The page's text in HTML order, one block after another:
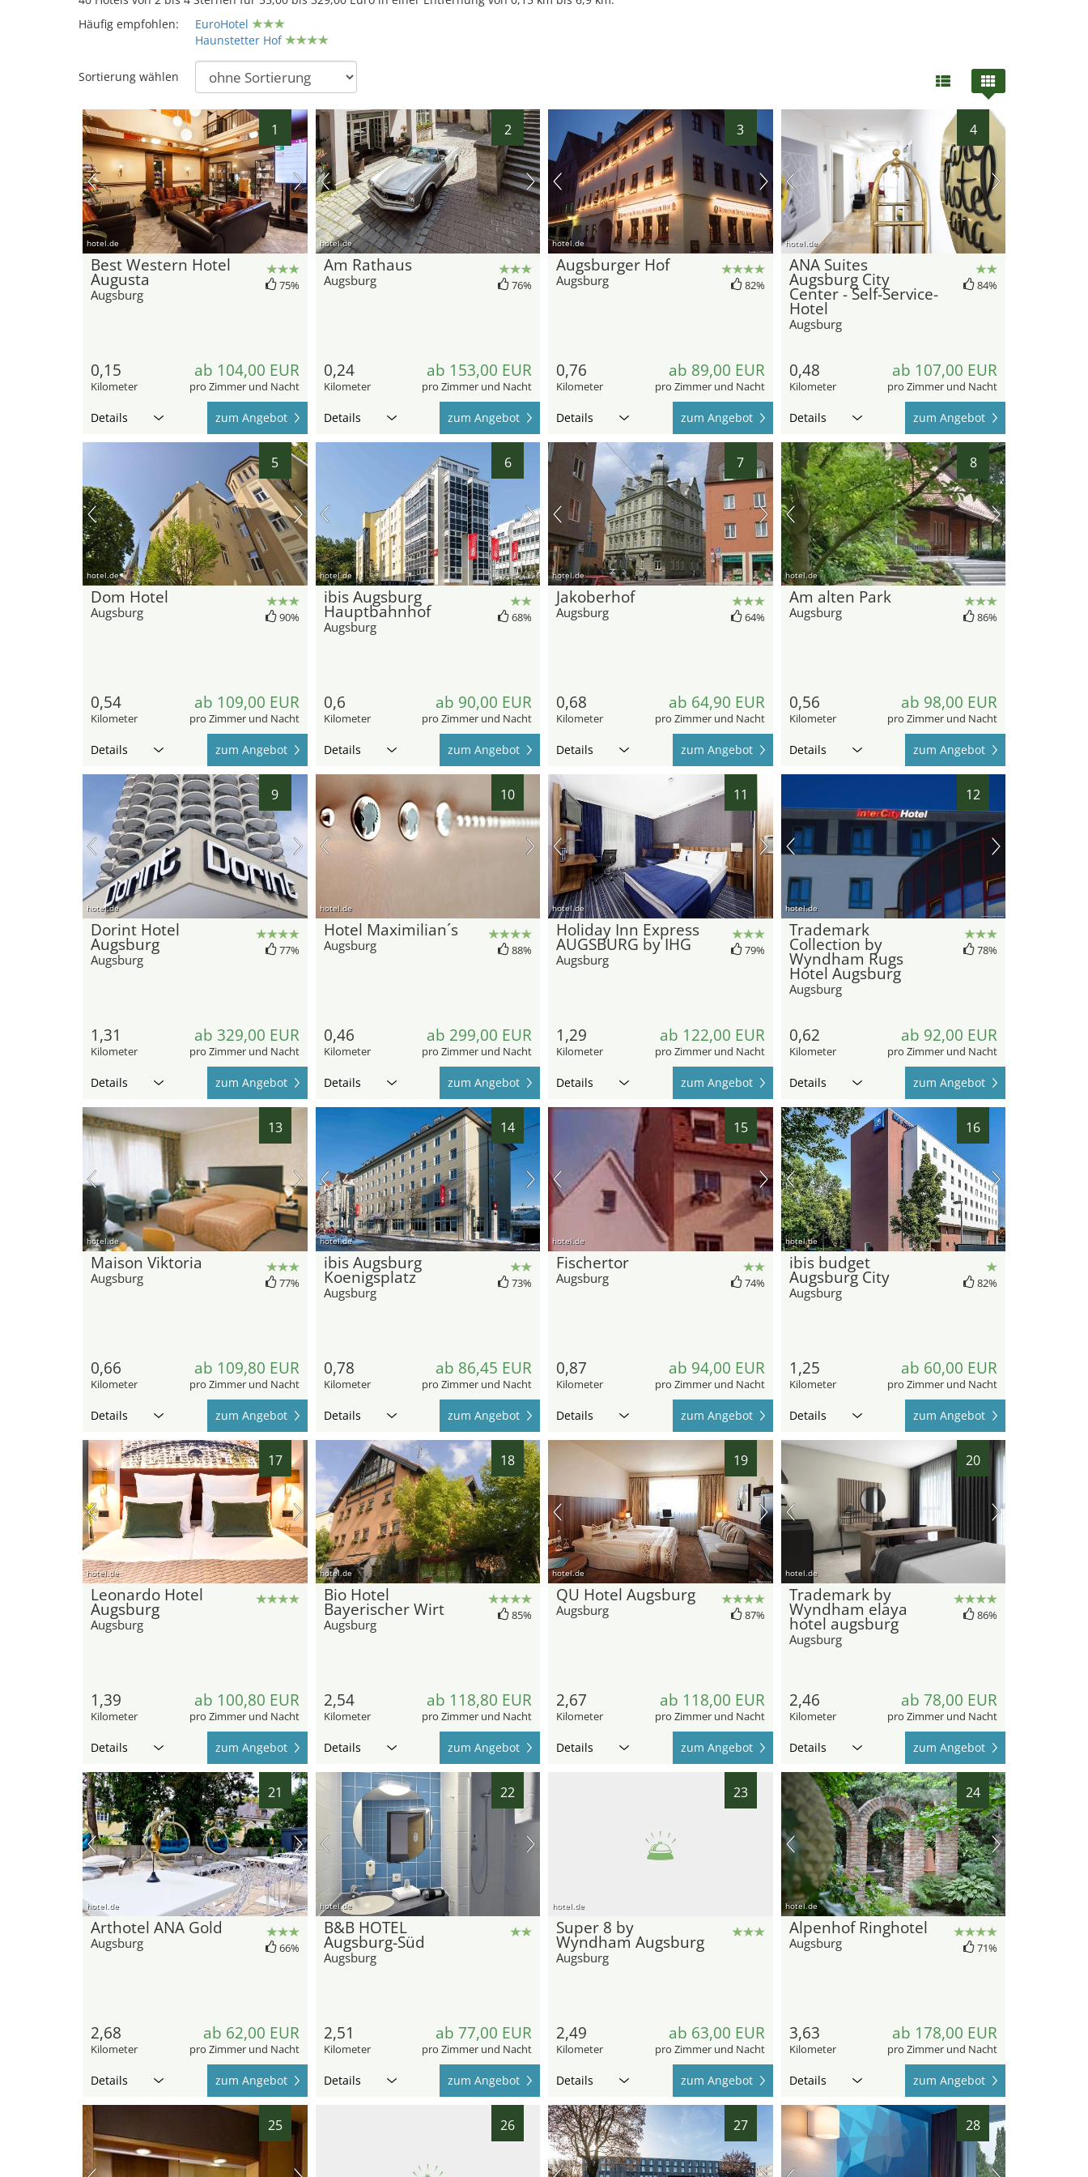
Häufig empfohlen:
EuroHotel
Haunstetter Hof
Sortierung wählen
1
hotel.de
Best Western Hotel
Augusta
Augsburg
75%
0,15
Kilometer
ab 104,00 EUR
pro Zimmer und Nacht
Details zum Angebot
2
hotel.de
Am Rathaus
Augsburg 76%
0,24
Kilometer
ab 153,00 EUR
pro Zimmer und Nacht
Details zum Angebot
3
hotel.de
Augsburger Hof
Augsburg 82%
0,76
Kilometer
ab 89,00 EUR
pro Zimmer und Nacht
Details zum Angebot
4
hotel.de
ANA Suites
Augsburg City
Center - Self-Service-
Hotel
Augsburg
84%
0,48
Kilometer
ab 107,00 EUR
pro Zimmer und Nacht
Details zum Angebot
5
hotel.de
Dom Hotel
Augsburg 90%
0,54
Kilometer
ab 109,00 EUR
pro Zimmer und Nacht
Details zum Angebot
6
hotel.de
ibis Augsburg
Hauptbahnhof
Augsburg
68%
0,6
Kilometer
ab 90,00 EUR
pro Zimmer und Nacht
Details zum Angebot
7
hotel.de
Jakoberhof
Augsburg 64%
0,68
Kilometer
ab 64,90 EUR
pro Zimmer und Nacht
Details zum Angebot
8
hotel.de
Am alten Park
Augsburg 86%
0,56
Kilometer
ab 98,00 EUR
pro Zimmer und Nacht
Details zum Angebot
9
hotel.de
Dorint Hotel
Augsburg
Augsburg
77%
1,31
Kilometer
ab 329,00 EUR
pro Zimmer und Nacht
Details zum Angebot
10
hotel.de
Hotel Maximilian´s
Augsburg 88%
0,46
Kilometer
ab 299,00 EUR
pro Zimmer und Nacht
Details zum Angebot
11
hotel.de
Holiday Inn Express
AUGSBURG by IHG
Augsburg
79%
1,29
Kilometer
ab 122,00 EUR
pro Zimmer und Nacht
Details zum Angebot
12
hotel.de
Trademark
Collection by
Wyndham Rugs
Hotel Augsburg
Augsburg
78%
0,62
Kilometer
ab 92,00 EUR
pro Zimmer und Nacht
Details zum Angebot
13
hotel.de
Maison Viktoria
Augsburg 77%
0,66
Kilometer
ab 109,80 EUR
pro Zimmer und Nacht
Details zum Angebot
14
hotel.de
ibis Augsburg
Koenigsplatz
Augsburg
73%
0,78
Kilometer
ab 86,45 EUR
pro Zimmer und Nacht
Details zum Angebot
15
hotel.de
Fischertor
Augsburg 74%
0,87
Kilometer
ab 94,00 EUR
pro Zimmer und Nacht
Details zum Angebot
16
hotel.de
ibis budget
Augsburg City
Augsburg
82%
1,25
Kilometer
ab 60,00 EUR
pro Zimmer und Nacht
Details zum Angebot
17
hotel.de
Leonardo Hotel
Augsburg
Augsburg
1,39
Kilometer
ab 100,80 EUR
pro Zimmer und Nacht
Details zum Angebot
18
hotel.de
Bio Hotel
Bayerischer Wirt
Augsburg
85%
2,54
Kilometer
ab 118,80 EUR
pro Zimmer und Nacht
Details zum Angebot
19
hotel.de
QU Hotel Augsburg
Augsburg 87%
2,67
Kilometer
ab 118,00 EUR
pro Zimmer und Nacht
Details zum Angebot
20
hotel.de
Trademark by
Wyndham elaya
hotel augsburg
Augsburg
86%
2,46
Kilometer
ab 78,00 EUR
pro Zimmer und Nacht
Details zum Angebot
21
hotel.de
Arthotel ANA Gold
Augsburg 66%
2,68
Kilometer
ab 62,00 EUR
pro Zimmer und Nacht
Details zum Angebot
22
hotel.de
B&B HOTEL
Augsburg-Süd
Augsburg
2,51
Kilometer
ab 77,00 EUR
pro Zimmer und Nacht
Details zum Angebot
23
hotel.de
Super 8 by
Wyndham Augsburg
Augsburg
2,49
Kilometer
ab 63,00 EUR
pro Zimmer und Nacht
Details zum Angebot
24
hotel.de
Alpenhof Ringhotel
Augsburg 71%
3,63
Kilometer
ab 178,00 EUR
pro Zimmer und Nacht
Details zum Angebot
25 26 27 28